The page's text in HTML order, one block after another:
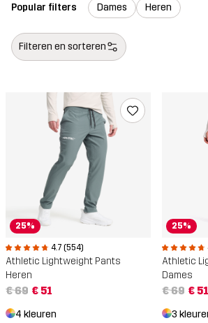
Popular filters Dames Heren
Filteren en sorteren
25%
4.7 (554)
Athletic Lightweight Pants
Heren
€ 69 € 51
4 kleuren
25%
Athletic
Dames
€ 69 € 51
3